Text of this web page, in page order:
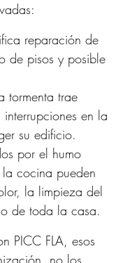
reparación de
de pisos y posible
tormenta trae
en la
su edificio.
​​por el humo
cocina pueden
la limpieza del
de toda la casa.
PICC FLA, esos
no los